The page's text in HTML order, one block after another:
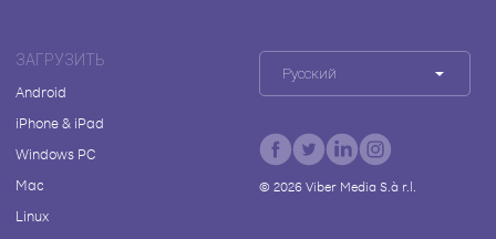
ЗАГРУЗИТЬ
Android
iPhone & iPad
Windows PC
Mac
Linux
Русский
© 2026Viber Media S.à r.l.